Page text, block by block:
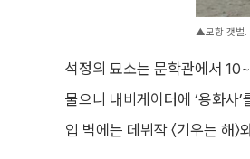
▲모항 갯벌.
석정의 묘소는 문학관에서
물으니 내비게이터에 ‘용화사
입 벽에는 데뷔작 〈기우는 해